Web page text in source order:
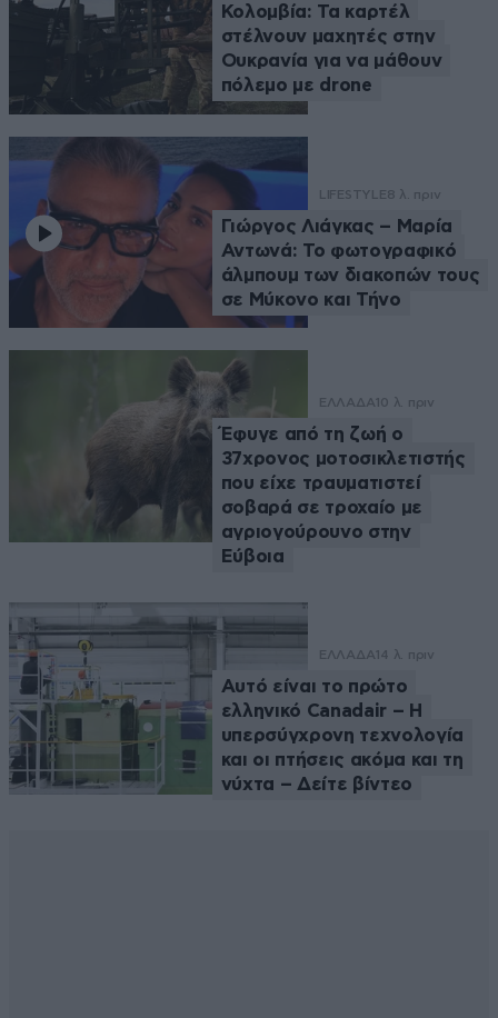
Κολομβία: Τα καρτέλ
στέλνουν μαχητές στην
Ουκρανία για να μάθουν
πόλεμο με drone
LIFESTYLE8 λ. πριν
Γιώργος Λιάγκας – Μαρία
Αντωνά: Το φωτογραφικό
άλμπουμ των διακοπών τους
σε Μύκονο και Τήνο
ΕΛΛΑΔΑ 10 λ. πριν
Έφυγε από τη ζωή ο
37χρονος μοτοσικλετιστής
που είχε τραυματιστεί
σοβαρά σε τροχαίο με
αγριογούρουνο στην
Εύβοια
ΕΛΛΑΔΑ 14 λ. πριν
Αυτό είναι το πρώτο
ελληνικό Canadair – Η
υπερσύγχρονη τεχνολογία
και οι πτήσεις ακόμα και τη
νύχτα – Δείτε βίντεο